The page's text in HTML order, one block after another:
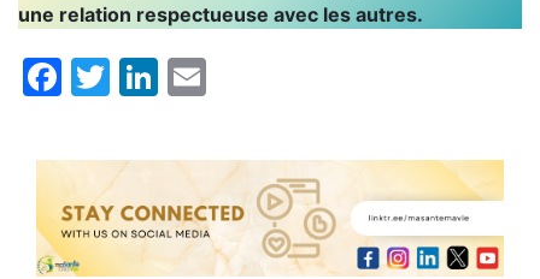
une relation respectueuse avec les autres.
Facebook
TwitterLinkedIn